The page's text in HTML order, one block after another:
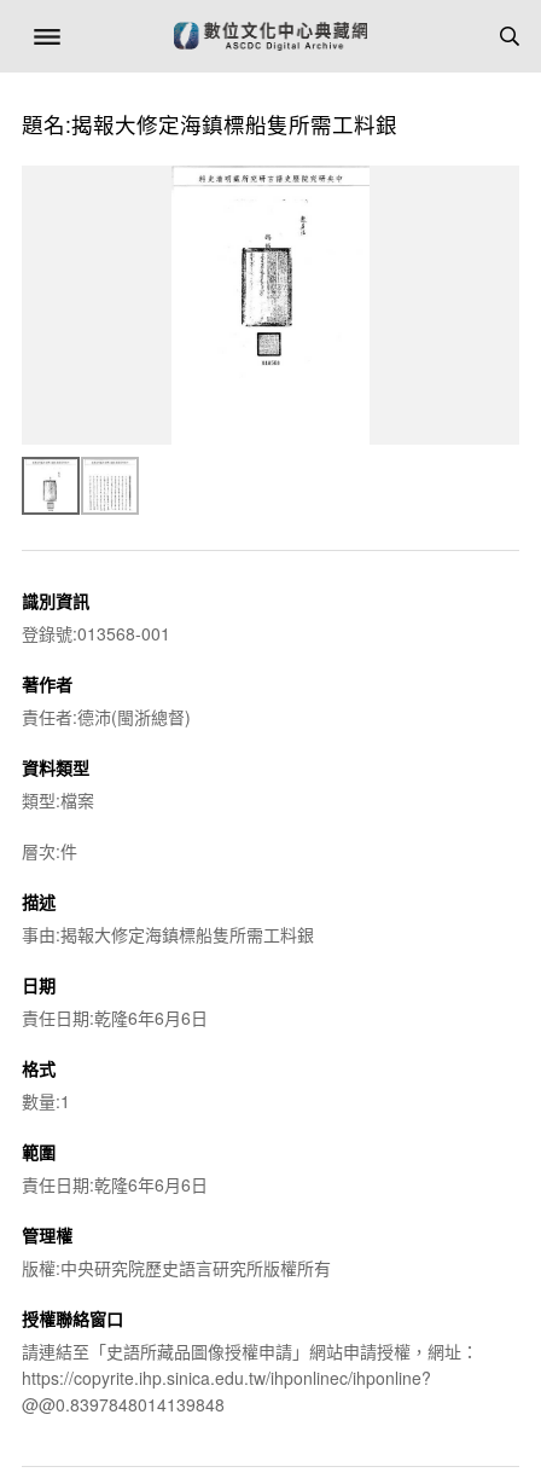
題名:揭報大修定海鎮標船隻所需工料銀
識別資訊
登錄號:013568-001
著作者
責任者:德沛(閩浙總督)
資料類型
類型:檔案
層次:件
描述
事由:揭報大修定海鎮標船隻所需工料銀
日期
責任日期:乾隆6年6月6日
格式
數量:1
範圍
責任日期:乾隆6年6月6日
管理權
版權:中央研究院歷史語言研究所版權所有
授權聯絡窗口
請連結至「史語所藏品圖像授權申請」網站申請授權，網址：
https://copyrite.ihp.sinica.edu.tw/ihponlinec/ihponline?
@@0.8397848014139848